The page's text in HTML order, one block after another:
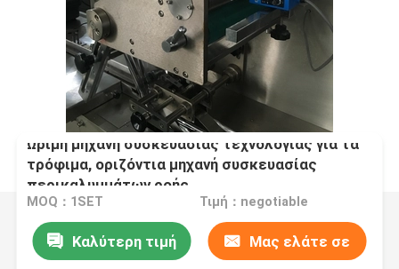
Ώριμη μηχανή συσκευασίας τεχνολογίας για τα
τρόφιμα, οριζόντια μηχανή συσκευασίας
περικαλυμμάτων ροής
MOQ：1SET Τιμή：negotiable
Καλύτερη τιμή Μας ελάτε σε